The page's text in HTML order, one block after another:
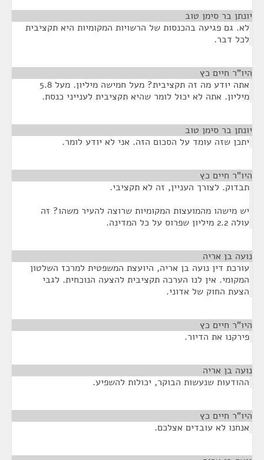
יונתן בר סימן טוב
לא. גם פגיעה בהכנסות של הרשויות המקומיות היא תקציבית
לכל דבר.
היו"ר חיים כץ
אתה יודע מה זה תקציבית? מעל חמישה מיליון. מעל 5.8
מיליון. אתה לא יכול לומר שהיא תקציבית לענייני כנסת.
יונתן בר סימן טוב
יתכן שזה עומד על הסכום הזה. אני לא יודע לומר.
היו"ר חיים כץ
תבדוק. לצורך העניין, זה לא תקציבי.
יש מישהו מהמועצות המקומיות שרוצה להעיר משהו? זה
עולה 2.2 מיליון שפרוס על כל המדינה.
נועה בן אריה
עורכת דין נועה בן אריה, היועצת המשפטית למרכז השלטון
המקומי. אין לנו הערכה תקציבית להצעה הנוכחית. לגבי
הצעת החוק של אדוני.
היו"ר חיים כץ
פירקנו את הדיור.
נועה בן אריה
ההודעות שנעשות הבוקר, יכולות להשפיע.
היו"ר חיים כץ
אנחנו לא עובדים אצלכם.